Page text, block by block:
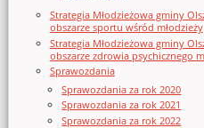
Strategia Młodzieżowa gminy
obszarze sportu wśród młodzieży
Strategia Młodzieżowa gminy
obszarze zdrowia psychicznego
Sprawozdania
Sprawozdania za rok 2020
Sprawozdania za rok 2021
Sprawozdania za rok 2022